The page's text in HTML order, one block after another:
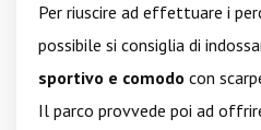
Per riuscire ad effettuare i
possibile si consiglia di
sportivo e comodo con
Il parco provvede poi ad